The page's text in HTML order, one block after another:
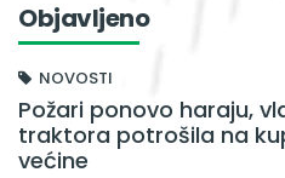
Objavljeno
NOVOSTI
Požari ponovo haraju,
traktora potrošila na
većine